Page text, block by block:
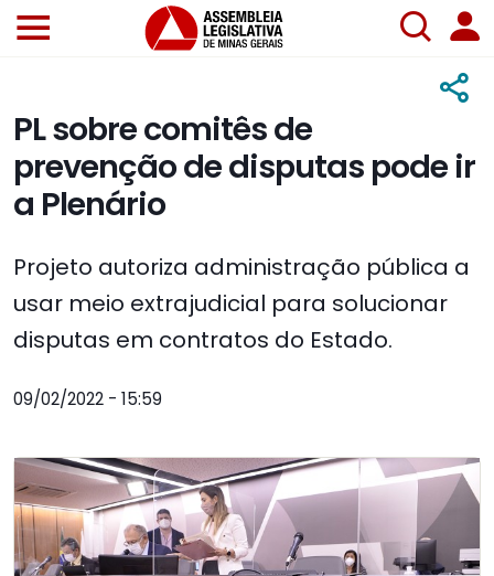
PL sobre comitês de
prevenção de disputas pode ir
a Plenário
Projeto autoriza administração pública a
usar meio extrajudicial para solucionar
disputas em contratos do Estado.
09/02/2022 - 15:59